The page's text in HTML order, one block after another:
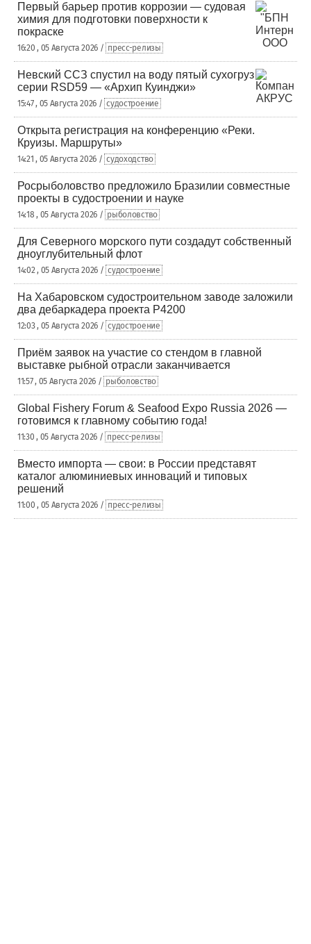
Первый барьер против коррозии — судовая
химия для подготовки поверхности к
покраске
16:20 , 05 Августа 2026 / пресс-релизы
Невский ССЗ спустил на воду пятый сухогруз
серии RSD59 — «Архип Куинджи»
15:47 , 05 Августа 2026 / судостроение
Открыта регистрация на конференцию «Реки.
Круизы. Маршруты»
14:21 , 05 Августа 2026 / судоходство
Росрыболовство предложило Бразилии совместные
проекты в судостроении и науке
14:18 , 05 Августа 2026 / рыболовство
Для Северного морского пути создадут собственный
дноуглубительный флот
14:02 , 05 Августа 2026 / судостроение
На Хабаровском судостроительном заводе заложили
два дебаркадера проекта Р4200
12:03 , 05 Августа 2026 / судостроение
Приём заявок на участие со стендом в главной
выставке рыбной отрасли заканчивается
11:57 , 05 Августа 2026 / рыболовство
Global Fishery Forum & Seafood Expo Russia 2026 —
готовимся к главному событию года!
11:30 , 05 Августа 2026 / пресс-релизы
Вместо импорта — свои: в России представят
каталог алюминиевых инноваций и типовых
решений
11:00 , 05 Августа 2026 / пресс-релизы